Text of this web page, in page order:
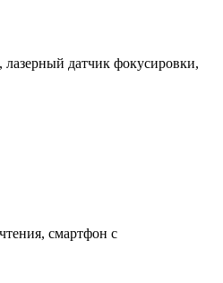
датчик фокусировки,
смартфон с